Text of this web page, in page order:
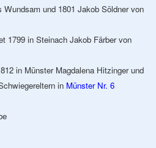
und 1801 Jakob Söldner von
1799 in Steinach Jakob Färber von
in Münster Magdalena Hitzinger und
in Münster Nr. 6